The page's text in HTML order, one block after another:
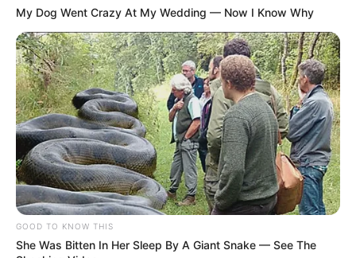
My Dog Went Crazy At My Wedding — Now I Know Why
GOOD TO KNOW THIS
She Was Bitten In Her Sleep By A Giant Snake — See The